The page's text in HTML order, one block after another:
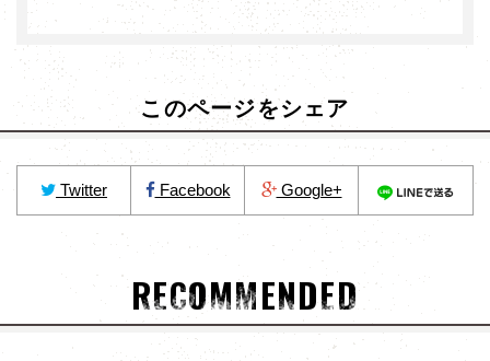
このページをシェア
Twitter Facebook Google+
RECOMMENDED